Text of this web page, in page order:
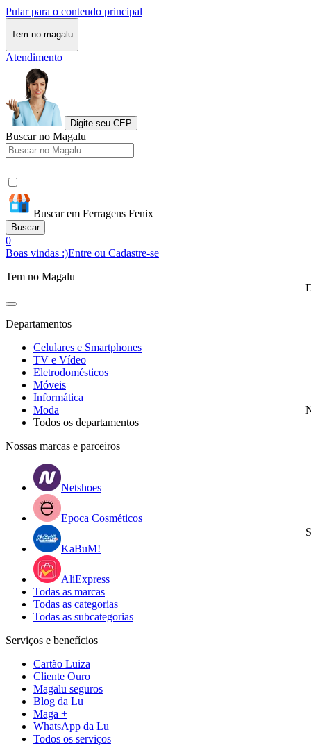
Pular para o conteudo principal
Tem no magalu
Atendimento
Digite seu CEP
Buscar no Magalu
Buscar em Ferragens Fenix
Buscar
0
Boas vindas :)Entre ou Cadastre-se
Tem no Magalu
Departamentos
Celulares e Smartphones
TV e Vídeo
Eletrodomésticos
Móveis
Informática
Moda
Todos os departamentos
Nossas marcas e parceiros
Netshoes
Epoca Cosméticos
KaBuM!
AliExpress
Todas as marcas
Todas as categorias
Todas as subcategorias
Serviços e benefícios
Cartão Luiza
Cliente Ouro
Magalu seguros
Blog da Lu
Maga +
WhatsApp da Lu
Todos os serviços